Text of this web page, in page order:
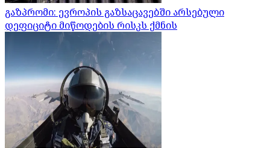
გაზპრომი: ევროპის გაზსაცავებში არსებული
დეფიციტი მიწოდების რისკს ქმნის